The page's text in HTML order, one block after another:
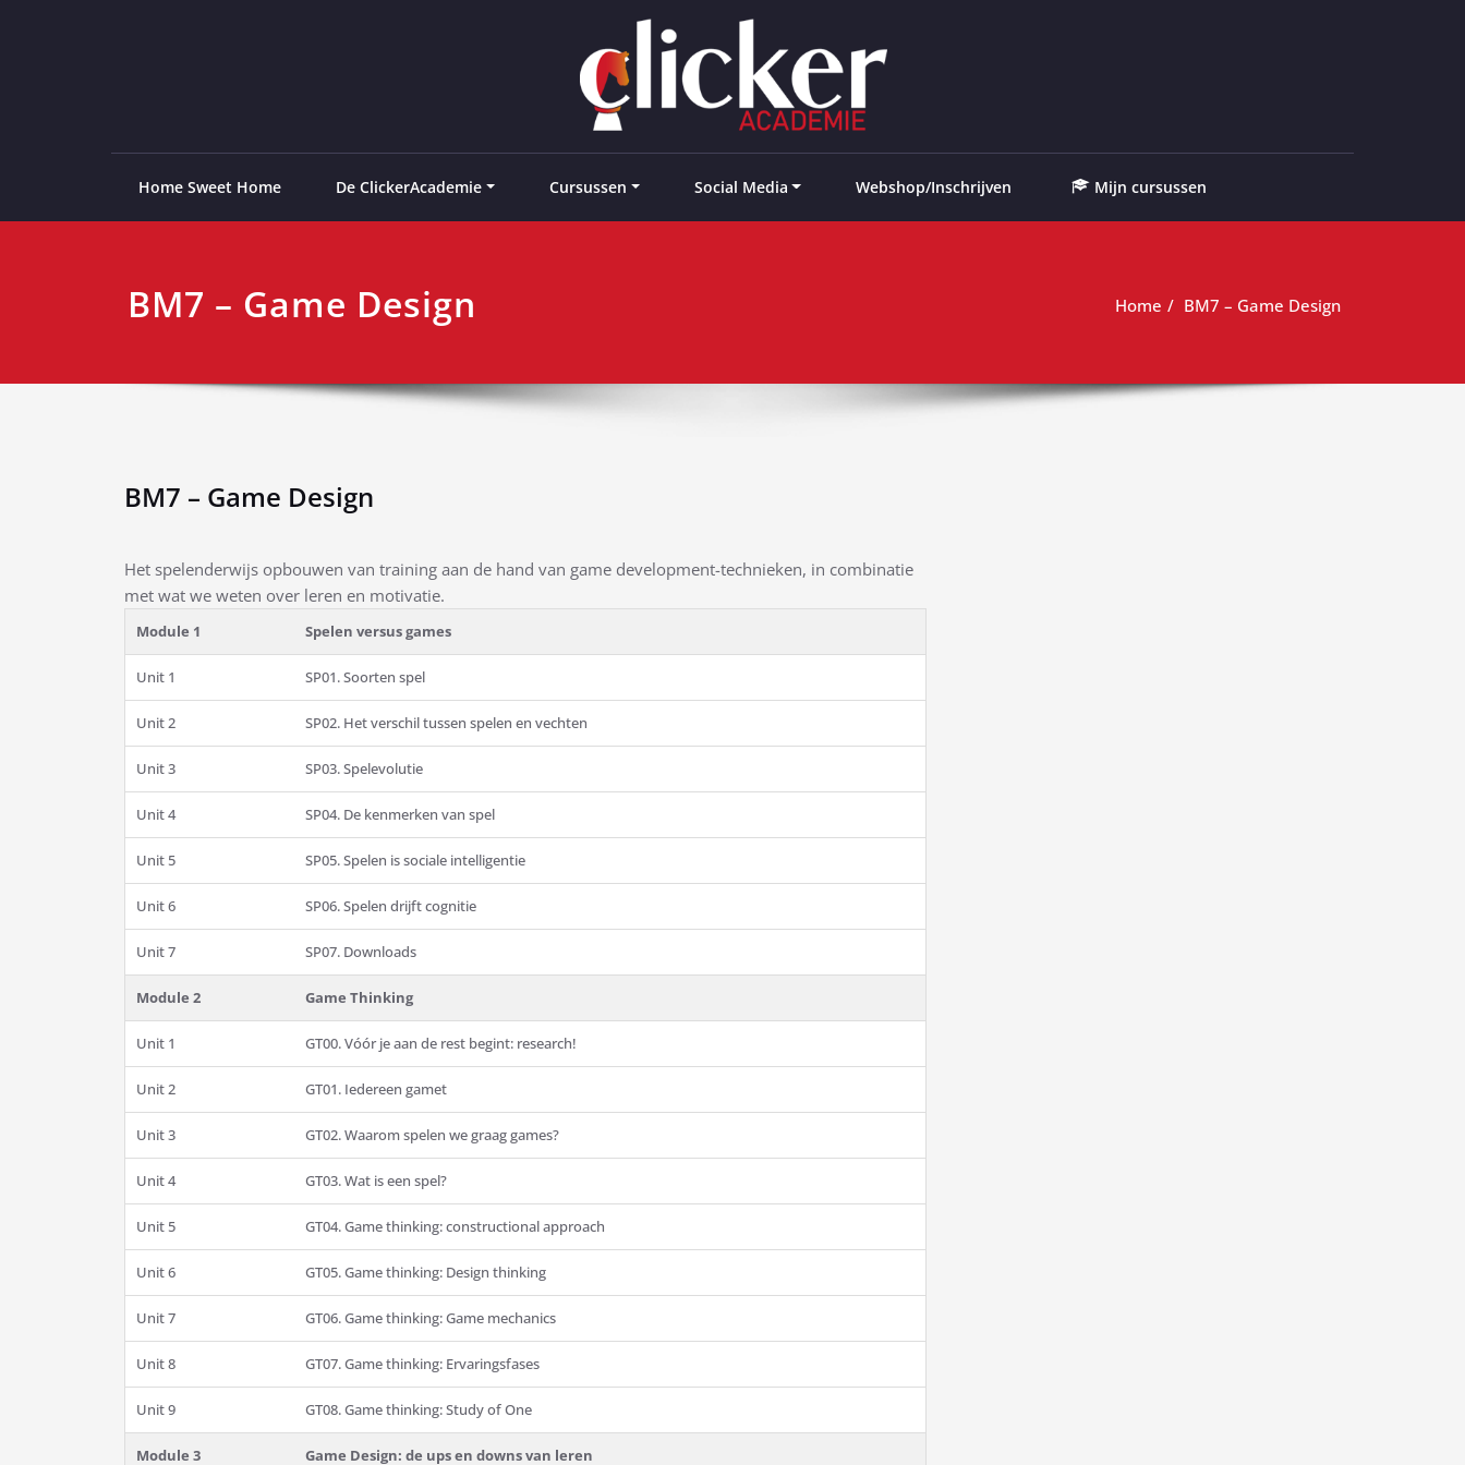
Home Sweet Home De ClickerAcademie Cursussen Social Media Webshop/Inschrijven Mijn cursussen
BM7 – Game Design Home BM7 – Game Design
BM7 – Game Design
Het spelenderwijs opbouwen van training aan de hand van game development-technieken, in combinatie
met wat we weten over leren en motivatie.
Module 1 Spelen versus games
Unit 1 SP01. Soorten spel
Unit 2 SP02. Het verschil tussen spelen en vechten
Unit 3 SP03. Spelevolutie
Unit 4 SP04. De kenmerken van spel
Unit 5 SP05. Spelen is sociale intelligentie
Unit 6 SP06. Spelen drijft cognitie
Unit 7 SP07. Downloads
Module 2 Game Thinking
Unit 1 GT00. Vóór je aan de rest begint: research!
Unit 2 GT01. Iedereen gamet
Unit 3 GT02. Waarom spelen we graag games?
Unit 4 GT03. Wat is een spel?
Unit 5 GT04. Game thinking: constructional approach
Unit 6 GT05. Game thinking: Design thinking
Unit 7 GT06. Game thinking: Game mechanics
Unit 8 GT07. Game thinking: Ervaringsfases
Unit 9 GT08. Game thinking: Study of One
Module 3 Game Design: de ups en downs van leren